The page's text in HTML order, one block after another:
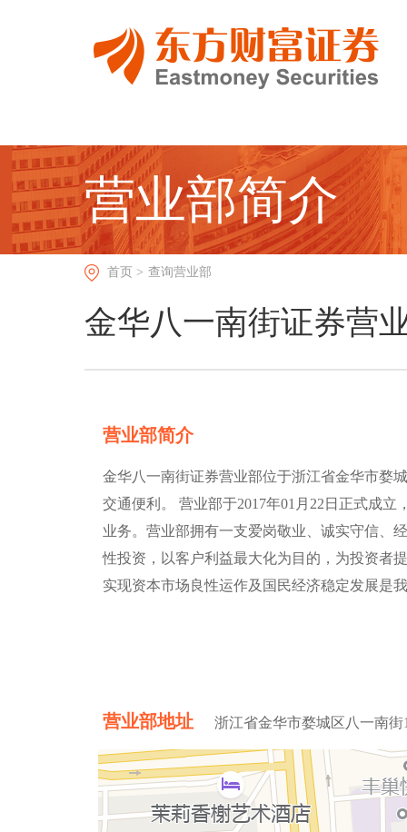
营业部简介
首页 > 查询营业部
金华八一南街证券营
营业部简介
金华八一南街证券营业部位于浙江省金华市婺
交通便利。 营业部于2017年01月22日正式成
业务。营业部拥有一支爱岗敬业、诚实守信、
性投资，以客户利益最大化为目的，为投资者
实现资本市场良性运作及国民经济稳定发展是
营业部地址 浙江省金华市婺城区八一南街